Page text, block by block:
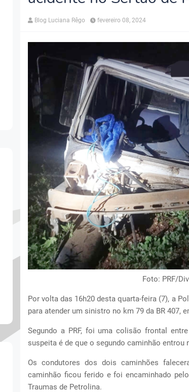
Blog Luciana Rêgo fevereiro 08, 2024
Foto: PRF/
Por volta das 16h20 desta quarta-feira (7), a
para atender um sinistro no km 79 da BR 407,
Segundo a PRF, foi uma colisão frontal
suspeita é de que o segundo caminhão entrou
Os condutores dos dois caminhões
caminhão ficou ferido e foi encaminhado
Traumas de Petrolina.